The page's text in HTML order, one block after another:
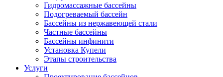
Гидромассажные бассейны
Подогреваемый бассейн
Бассейны из нержавеющей стали
Частные бассейны
Бассейны инфинити
Установка Купели
Этапы строительства
Услуги